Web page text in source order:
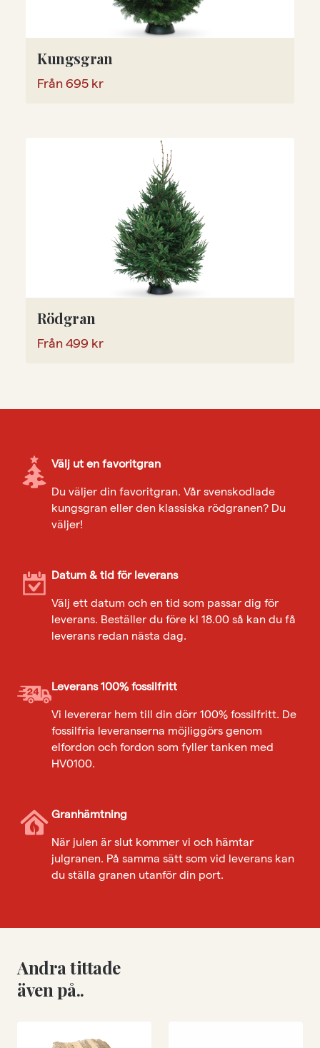
Kungsgran
Från695 kr
Rödgran
Från499 kr
Välj ut en favoritgran
Du väljer din favoritgran. Vår svenskodlade
kungsgran eller den klassiska rödgranen? Du
väljer!
Datum & tid för leverans
Välj ett datum och en tid som passar dig för
leverans. Beställer du före kl 18.00 så kan du få
leverans redan nästa dag.
Leverans 100% fossilfritt
Vi levererar hem till din dörr 100% fossilfritt. De
fossilfria leveranserna möjliggörs genom
elfordon och fordon som fyller tanken med
HV0100.
Granhämtning
När julen är slut kommer vi och hämtar
julgranen. På samma sätt som vid leverans kan
du ställa granen utanför din port.
Andra tittade
även på..